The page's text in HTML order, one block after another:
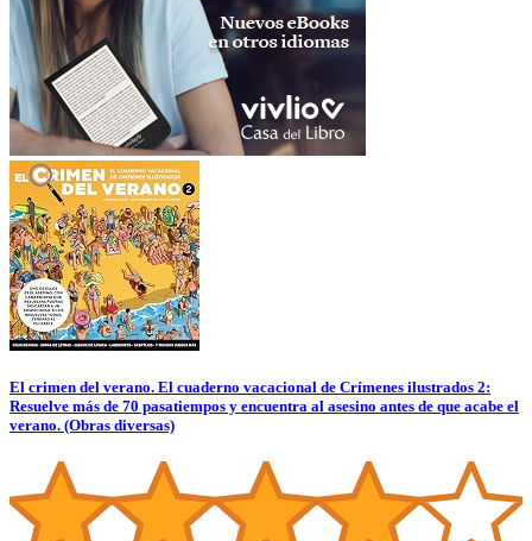
El crimen del verano. El cuaderno vacacional de Crímenes ilustrados 2:
Resuelve más de 70 pasatiempos y encuentra al asesino antes de que acabe el
verano. (Obras diversas)